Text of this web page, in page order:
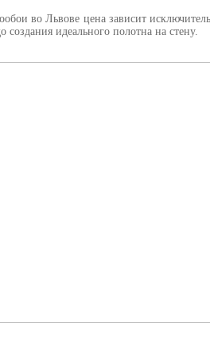
во Львове цена зависит
идеального полотна на стену.